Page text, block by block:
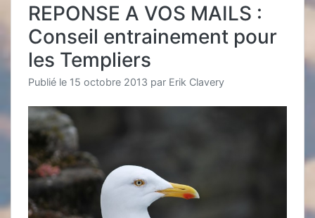
REPONSE A VOS MAILS :
Conseil entrainement pour
les Templiers
Publié le 15 octobre 2013 par Erik Clavery